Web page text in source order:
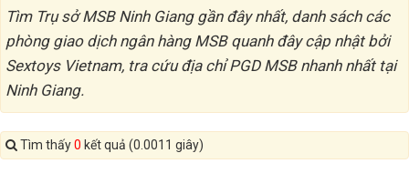
Tìm Trụ sở MSB Ninh Giang gần đây nhất, danh sách các
phòng giao dịch ngân hàng MSB quanh đây cập nhật bởi
Sextoys Vietnam, tra cứu địa chỉ PGD MSB nhanh nhất tại
Ninh Giang.
Tìm thấy0 kết quả (0.0011 giây)